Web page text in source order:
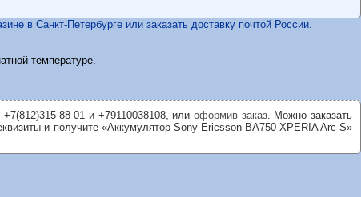
в Санкт-Петербурге или заказать доставку почтой России.
температуре.
88-01 и +79110038108, илиоформив заказ. Можно заказать
и получите «Аккумулятор Sony Ericsson BA750 XPERIA Arc S»